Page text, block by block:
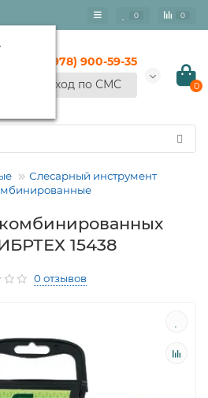
0 0
+7 (978) 900-59-35
Вход по СМС
0
Слесарный инструмент
15438
0 отзывов